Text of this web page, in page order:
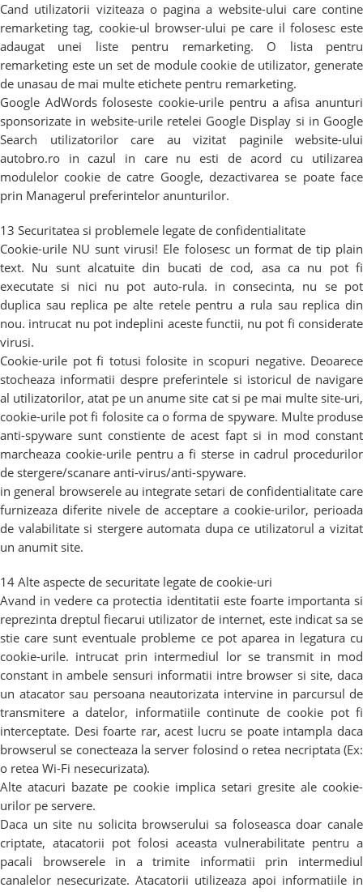
Cand utilizatorii viziteaza o pagina a website-ului care contine
remarketing tag, cookie-ul browser-ului pe care il folosesc este
adaugat unei liste pentru remarketing. O lista pentru
remarketing este un set de module cookie de utilizator, generate
de unasau de mai multe etichete pentru remarketing.
Google AdWords foloseste cookie-urile pentru a afisa anunturi
sponsorizate in website-urile retelei Google Display si in Google
Search utilizatorilor care au vizitat paginile website-ului
autobro.ro in cazul in care nu esti de acord cu utilizarea
modulelor cookie de catre Google, dezactivarea se poate face
prin Managerul preferintelor anunturilor.
13 Securitatea si problemele legate de confidentialitate
Cookie-urile NU sunt virusi! Ele folosesc un format de tip plain
text. Nu sunt alcatuite din bucati de cod, asa ca nu pot fi
executate si nici nu pot auto-rula. in consecinta, nu se pot
duplica sau replica pe alte retele pentru a rula sau replica din
nou. intrucat nu pot indeplini aceste functii, nu pot fi considerate
virusi.
Cookie-urile pot fi totusi folosite in scopuri negative. Deoarece
stocheaza informatii despre preferintele si istoricul de navigare
al utilizatorilor, atat pe un anume site cat si pe mai multe site-uri,
cookie-urile pot fi folosite ca o forma de spyware. Multe produse
anti-spyware sunt constiente de acest fapt si in mod constant
marcheaza cookie-urile pentru a fi sterse in cadrul procedurilor
de stergere/scanare anti-virus/anti-spyware.
in general browserele au integrate setari de confidentialitate care
furnizeaza diferite nivele de acceptare a cookie-urilor, perioada
de valabilitate si stergere automata dupa ce utilizatorul a vizitat
un anumit site.
14 Alte aspecte de securitate legate de cookie-uri
Avand in vedere ca protectia identitatii este foarte importanta si
reprezinta dreptul fiecarui utilizator de internet, este indicat sa se
stie care sunt eventuale probleme ce pot aparea in legatura cu
cookie-urile. intrucat prin intermediul lor se transmit in mod
constant in ambele sensuri informatii intre browser si site, daca
un atacator sau persoana neautorizata intervine in parcursul de
transmitere a datelor, informatiile continute de cookie pot fi
interceptate. Desi foarte rar, acest lucru se poate intampla daca
browserul se conecteaza la server folosind o retea necriptata (Ex:
o retea Wi-Fi nesecurizata).
Alte atacuri bazate pe cookie implica setari gresite ale cookie-
urilor pe servere.
Daca un site nu solicita browserului sa foloseasca doar canale
criptate, atacatorii pot folosi aceasta vulnerabilitate pentru a
pacali browserele in a trimite informatii prin intermediul
canalelor nesecurizate. Atacatorii utilizeaza apoi informatiile in